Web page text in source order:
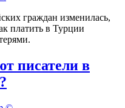
граждан изменилась,
платить в Турции
писатели в